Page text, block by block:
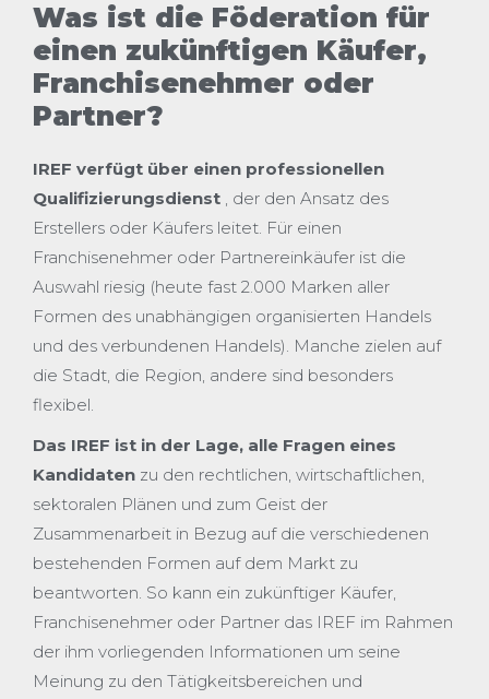
Was ist die Föderation für
einen zukünftigen Käufer,
Franchisenehmer oder
Partner?
IREF verfügt über einen professionellen
Qualifizierungsdienst , der den Ansatz des
Erstellers oder Käufers leitet. Für einen
Franchisenehmer oder Partnereinkäufer ist die
Auswahl riesig (heute fast 2.000 Marken aller
Formen des unabhängigen organisierten Handels
und des verbundenen Handels). Manche zielen auf
die Stadt, die Region, andere sind besonders
flexibel.
Das IREF ist in der Lage, alle Fragen eines
Kandidaten zu den rechtlichen, wirtschaftlichen,
sektoralen Plänen und zum Geist der
Zusammenarbeit in Bezug auf die verschiedenen
bestehenden Formen auf dem Markt zu
beantworten. So kann ein zukünftiger Käufer,
Franchisenehmer oder Partner das IREF im Rahmen
der ihm vorliegenden Informationen um seine
Meinung zu den Tätigkeitsbereichen und